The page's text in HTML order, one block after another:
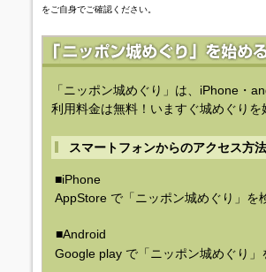
をご自身でご確認ください。
「ニッポン城めぐり」は、iPhone・
利用料金は無料！いますぐ城めぐりを
スマートフォンからのアクセス方法
■iPhone
AppStore で「ニッポン城めぐり」を
■Android
Google play で「ニッポン城めぐり」